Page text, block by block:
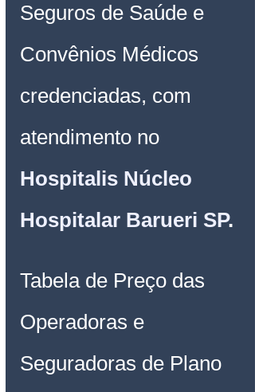
Seguros de Saúde e
Convênios Médicos
credenciadas, com
atendimento no
Hospitalis Núcleo
Hospitalar Barueri SP.
Tabela de Preço das
Operadoras e
Seguradoras de Plano